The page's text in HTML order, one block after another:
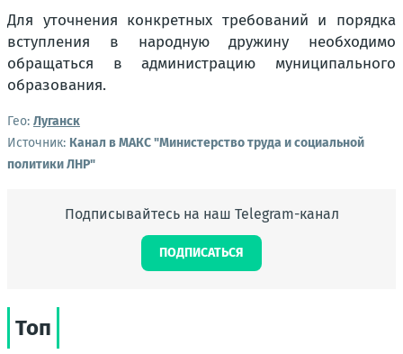
Для уточнения конкретных требований и порядка
вступления в народную дружину необходимо
обращаться в администрацию муниципального
образования.
Гео: Луганск
Источник: Канал в МАКС "Министерство труда и социальной
политики ЛНР"
Подписывайтесь на наш Telegram-канал
ПОДПИСАТЬСЯ
Топ